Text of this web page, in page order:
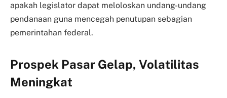
apakah legislator dapat meloloskan undang-undang
pendanaan guna mencegah penutupan sebagian
pemerintahan federal.
Prospek Pasar Gelap, Volatilitas
Meningkat